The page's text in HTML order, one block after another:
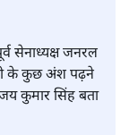
सेनाध्यक्ष जनरल
के कुछ अंश पढ़ने
कुमार सिंह बता